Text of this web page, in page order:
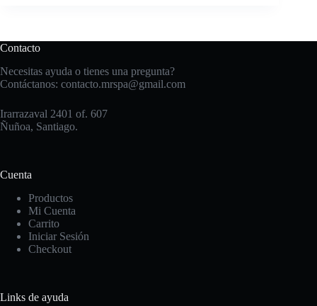
Contacto
Necesitas ayuda o tienes una pregunta?
Contáctanos: contacto.mrspa@gmail.com
Irarrazaval 2401 of. 607
Ñuñoa, Santiago.
Cuenta
Productos
Mi Cuenta
Carrito
Iniciar Sesión
Checkout
Links de ayuda